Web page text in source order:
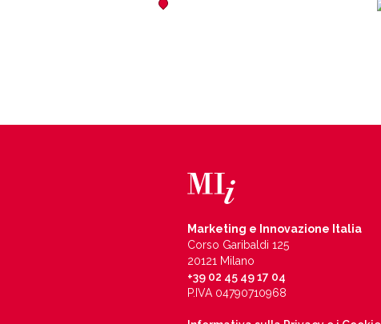
Marketing e Innovazione Italia
Corso Garibaldi 125
20121 Milano
+39 02 45 49 17 04
P.IVA 04790710968